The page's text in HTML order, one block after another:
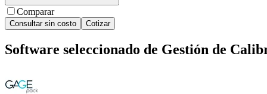
Comparar
Consultar sin costo Cotizar
Software seleccionado de Gestión de